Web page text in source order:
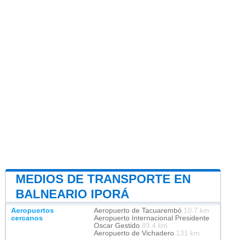
MEDIOS DE TRANSPORTE EN
BALNEARIO IPORÁ
Aeropuertos
cercanos
Aeropuerto de Tacuarembó 10.7 km
Aeropuerto Internacional Presidente
Oscar Gestido 89.4 km
Aeropuerto de Vichadero 131 km